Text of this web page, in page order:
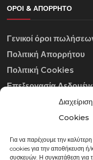
Cookies
Για να παρέχουμε την
cookies για την αποθήκευση
συσκευών. Η συγκατάθεση για
ΌΡΟΙ & ΑΠΌΡΡΗΤΟ
Γενικοί όροι
Πολιτική Απορρήτου
Πολιτική Cookies
Επεξεργασία
ΣΤΟΙΧΕΊΑ ΕΠΙΚΟΙΝΩΝΊΑΣ